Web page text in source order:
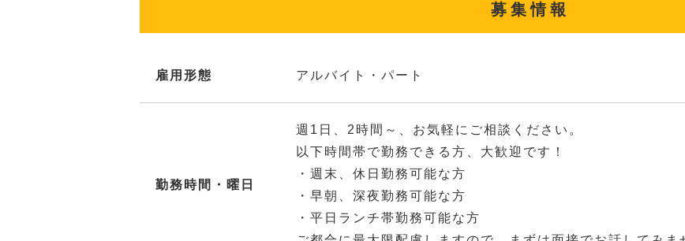
募集情報
雇用形態 アルバイト・パート
勤務時間・曜日
週1日、2時間～、お気軽にご相談ください。
以下時間帯で勤務できる方、大歓迎です！
・週末、休日勤務可能な方
・早朝、深夜勤務可能な方
・平日ランチ帯勤務可能な方